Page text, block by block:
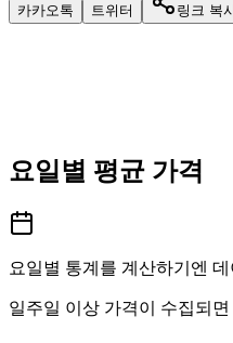
카카오톡 트위터 링크 복
요일별 평균 가격
요일별 통계를 계산하기엔
일주일 이상 가격이 수집되